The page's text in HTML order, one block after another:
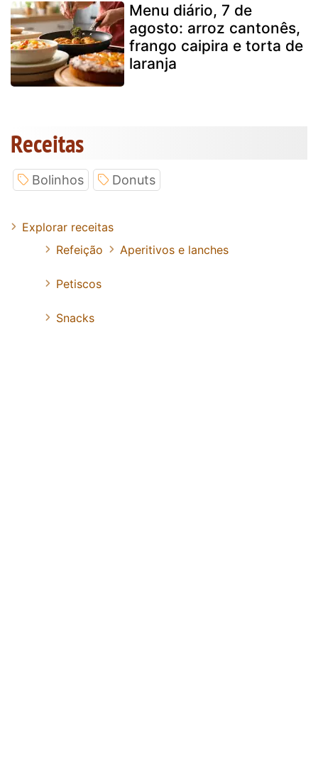
Menu diário, 7 de
agosto: arroz cantonês,
frango caipira e torta de
laranja
Receitas
Bolinhos Donuts
Explorar receitas
Refeição
Aperitivos e lanches
Petiscos
Snacks